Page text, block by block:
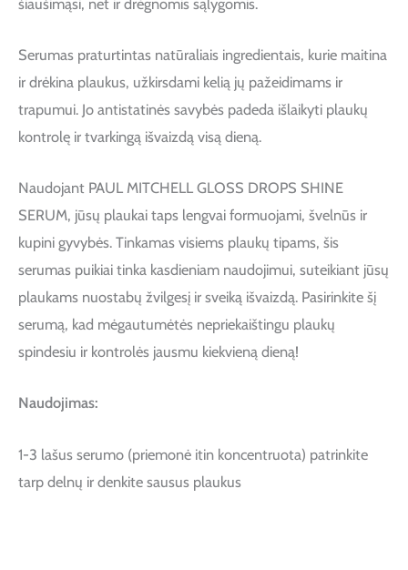
Serumas praturtintas natūraliais ingredientais, kurie maitina
ir drėkina plaukus, užkirsdami kelią jų pažeidimams ir
trapumui. Jo antistatinės savybės padeda išlaikyti plaukų
kontrolę ir tvarkingą išvaizdą visą dieną.
Naudojant PAUL MITCHELL GLOSS DROPS SHINE
SERUM, jūsų plaukai taps lengvai formuojami, švelnūs ir
kupini gyvybės. Tinkamas visiems plaukų tipams, šis
serumas puikiai tinka kasdieniam naudojimui, suteikiant jūsų
plaukams nuostabų žvilgesį ir sveiką išvaizdą. Pasirinkite šį
serumą, kad mėgautumėtės nepriekaištingu plaukų
spindesiu ir kontrolės jausmu kiekvieną dieną!
Naudojimas:
1-3 lašus serumo (priemonė itin koncentruota) patrinkite
tarp delnų ir denkite sausus plaukus